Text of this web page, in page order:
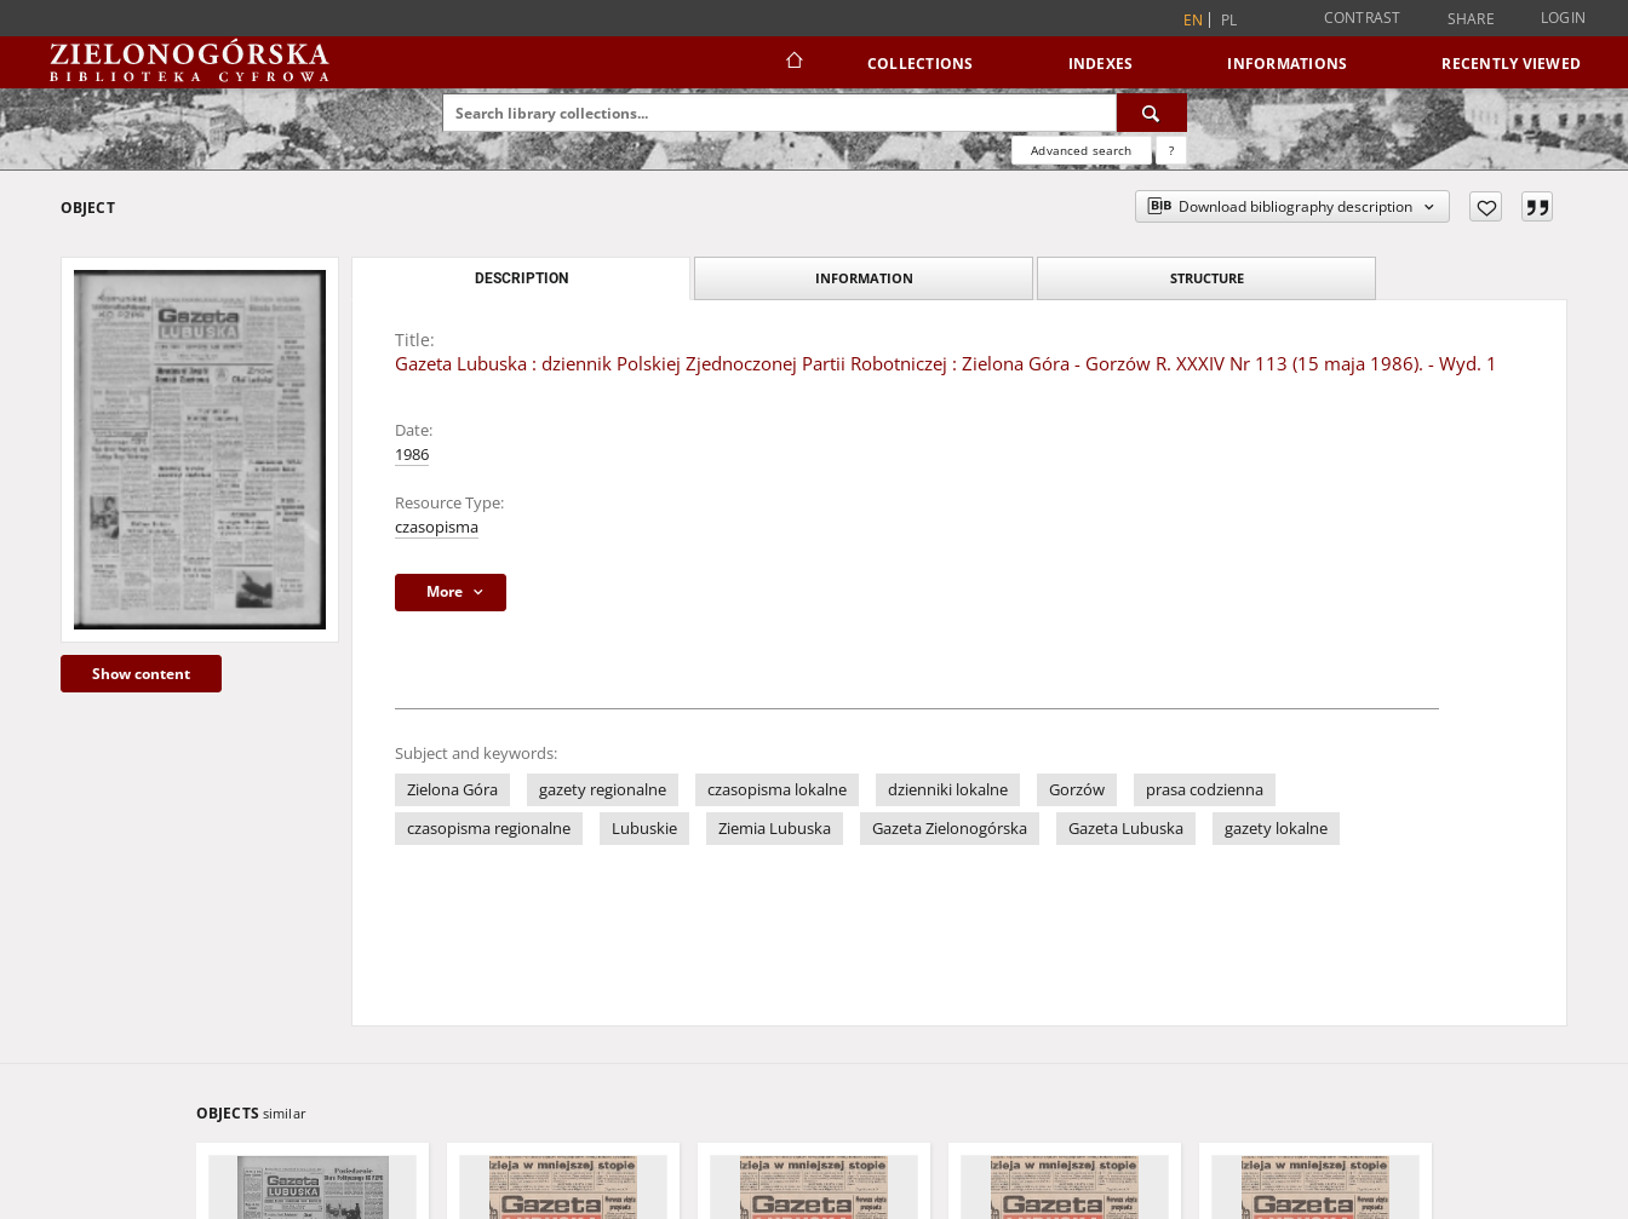
EN PL CONTRAST SHARE LOGIN
COLLECTIONS INDEXES INFORMATIONS RECENTLY VIEWED
Advanced search ?
OBJECT Download bibliography description
Show content
DESCRIPTION INFORMATION STRUCTURE
Title:
Gazeta Lubuska : dziennik Polskiej Zjednoczonej Partii Robotniczej : Zielona Góra - Gorzów R. XXXIV Nr 113 (15 maja 1986). - Wyd. 1
Date:
1986
Resource Type:
czasopisma
More
Subject and keywords:
Zielona Góra
gazety regionalne czasopisma lokalne dzienniki lokalne Gorzów
prasa codzienna
czasopisma regionalne
Lubuskie Ziemia Lubuska Gazeta Zielonogórska Gazeta Lubuska gazety lokalne
OBJECTS similar